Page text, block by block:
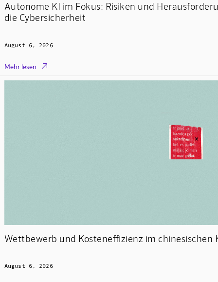
Autonome KI im Fokus: Risiken und
die Cybersicherheit
August 6, 2026
Mehr lesen 
Wettbewerb und Kosteneffizienz im chinesischen
August 6, 2026